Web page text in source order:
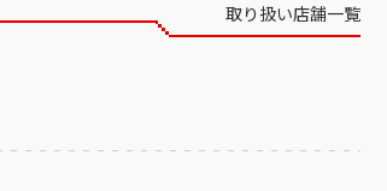
取り扱い店舗一覧